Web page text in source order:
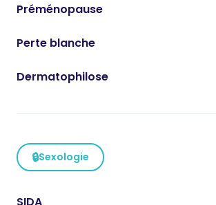
Préménopause
Perte blanche
Dermatophilose
🔒Sexologie